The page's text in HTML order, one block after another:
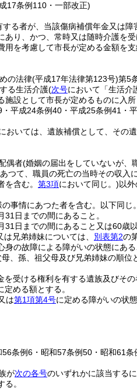
17条例110・一部改正)
る者が、当該傷病補償年金又は
り、かつ、常時又は随時介護を
を考慮して市長が定める金額を支
の法律(平成17年法律第123号)第5
る生活介護(次号において「生活介
施設として市長が定めるものに入
平成24条例40・平成25条例41・
いては、遺族補償として、その
偶者(婚姻の届出をしていないが、
つて、職員の死亡の当時その収入
含む。 第3項において同じ。)以
事情にあつた者を含む。以下同じ
日までの間にあること。
日までの間にあること又は60歳
兄弟姉妹については、 別表第2の
の故障による障がいの状態にある
、孫、祖父母及び兄弟姉妹の順
を受ける権利を有する遺族及びそ
定める額とする。
は第1項第4号に定める障がいの状
条例6・昭和57条例50・昭和61
が次の各号のいずれかに該当する
。